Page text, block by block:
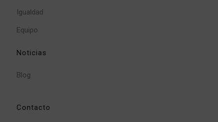
Igualdad
Equipo
Noticias
Blog
Contacto